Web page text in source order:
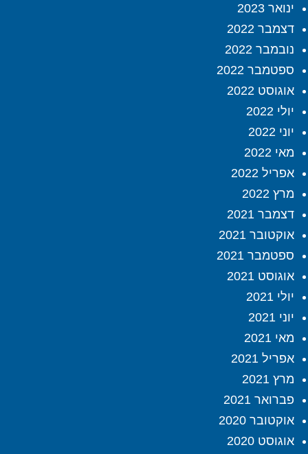
ינואר 2023
דצמבר 2022
נובמבר 2022
ספטמבר 2022
אוגוסט 2022
יולי 2022
יוני 2022
מאי 2022
אפריל 2022
מרץ 2022
דצמבר 2021
אוקטובר 2021
ספטמבר 2021
אוגוסט 2021
יולי 2021
יוני 2021
מאי 2021
אפריל 2021
מרץ 2021
פברואר 2021
אוקטובר 2020
אוגוסט 2020